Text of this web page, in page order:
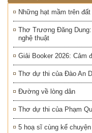
Những hạt mầm trên
Thơ Trương Đăng
nghệ thuật
Giải Booker 2026: Cảm
Thơ dự thi của Đào An
Đường về lòng dân
Thơ dự thi của Phạm
5 hoạ sĩ cùng kể